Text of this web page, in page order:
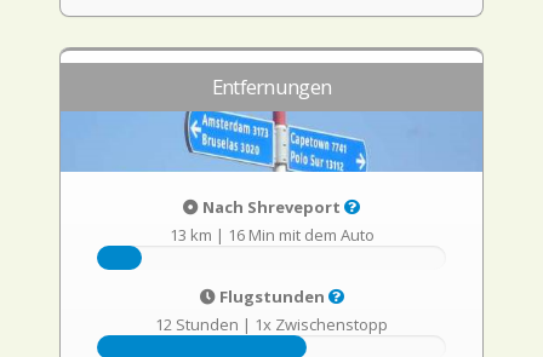
Entfernungen
Nach Shreveport
13 km | 16 Min mit dem Auto
Flugstunden
12 Stunden | 1x Zwischenstopp